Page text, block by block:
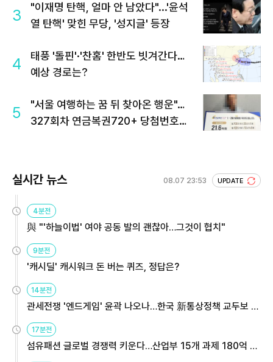
3
"이재명 탄핵, 얼마 안 남았다"...'윤석
열 탄핵' 맞힌 무당, '성지글' 등장
4
태풍 '돌핀'·'찬홈' 한반도 빗겨간다…
예상 경로는?
5
"서울 여행하는 꿈 뒤 찾아온 행운"…
327회차 연금복권720+ 당첨번호조
실시간 뉴스 08.07 23:53 UPDATE
4분전
與 "'하늘이법' 여야 공동 발의 괜찮아…그것이 협치"
9분전
'캐시딜' 캐시워크 돈 버는 퀴즈, 정답은?
14분전
관세전쟁 '엔드게임' 윤곽 나오나…한국 新통상정책 교두보 활
용해야
17분전
섬유패션 글로벌 경쟁력 키운다…산업부 15개 과제 180억 지
원